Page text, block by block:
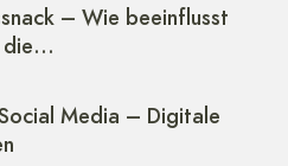
– Wie beeinflusst
die…
Media – Digitale